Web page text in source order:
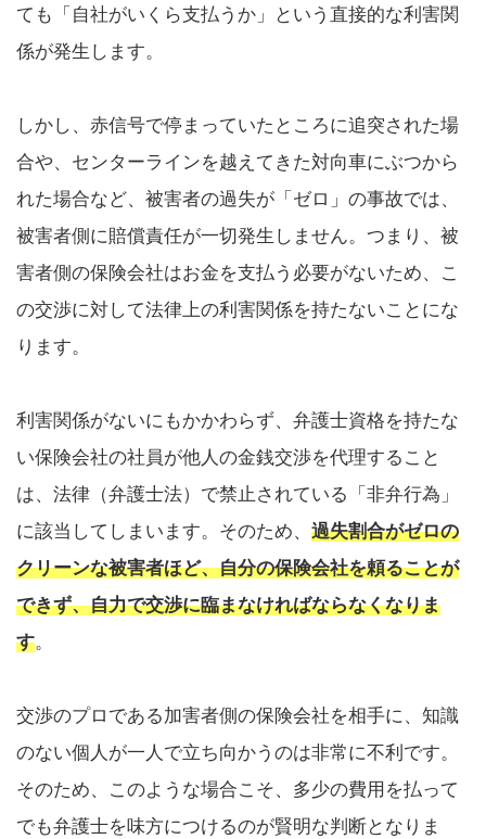
ても「自社がいくら支払うか」という直接的な利害関
係が発生します。
しかし、赤信号で停まっていたところに追突された場
合や、センターラインを越えてきた対向車にぶつから
れた場合など、被害者の過失が「ゼロ」の事故では、
被害者側に賠償責任が一切発生しません。つまり、被
害者側の保険会社はお金を支払う必要がないため、こ
の交渉に対して法律上の利害関係を持たないことにな
ります。
利害関係がないにもかかわらず、弁護士資格を持たな
い保険会社の社員が他人の金銭交渉を代理すること
は、法律（弁護士法）で禁止されている「非弁行為」
に該当してしまいます。そのため、 過失割合がゼロの
クリーンな被害者ほど、自分の保険会社を頼ることが
できず、自力で交渉に臨まなければならなくなりま
す。
交渉のプロである加害者側の保険会社を相手に、知識
のない個人が一人で立ち向かうのは非常に不利です。
そのため、このような場合こそ、多少の費用を払って
でも弁護士を味方につけるのが賢明な判断となりま